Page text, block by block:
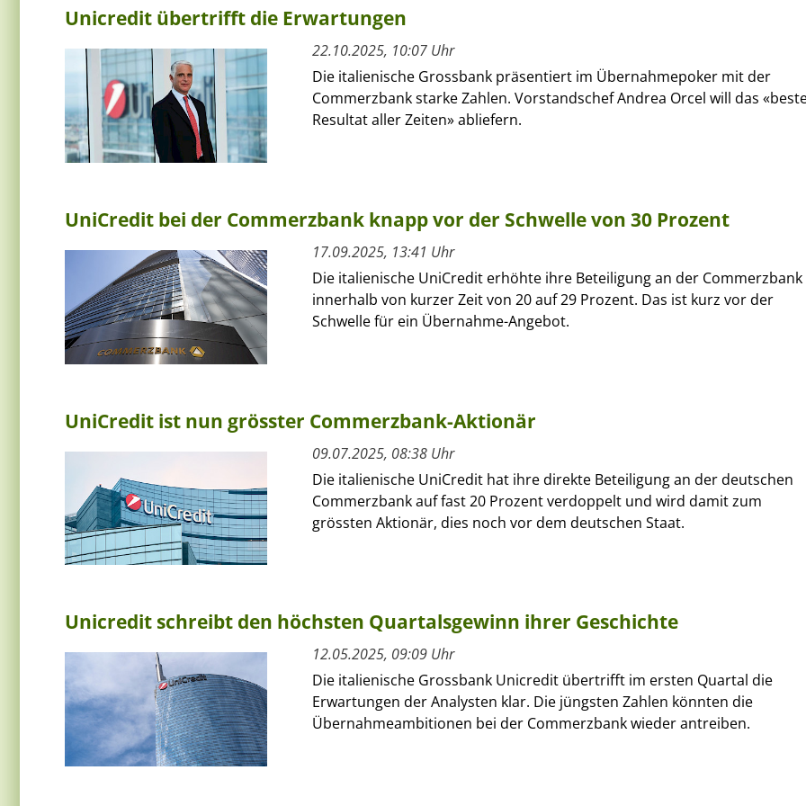
Unicredit übertrifft die Erwartungen
22.10.2025, 10:07 Uhr
Die italienische Grossbank präsentiert im Übernahmepoker mit der
Commerzbank starke Zahlen. Vorstandschef Andrea Orcel will das
Resultat aller Zeiten» abliefern.
UniCredit bei der Commerzbank knapp vor der Schwelle von 30 Prozent
17.09.2025, 13:41 Uhr
Die italienische UniCredit erhöhte ihre Beteiligung an der Commerzbank
innerhalb von kurzer Zeit von 20 auf 29 Prozent. Das ist kurz vor der
Schwelle für ein Übernahme-Angebot.
UniCredit ist nun grösster Commerzbank-Aktionär
09.07.2025, 08:38 Uhr
Die italienische UniCredit hat ihre direkte Beteiligung an der deutschen
Commerzbank auf fast 20 Prozent verdoppelt und wird damit zum
grössten Aktionär, dies noch vor dem deutschen Staat.
Unicredit schreibt den höchsten Quartalsgewinn ihrer Geschichte
12.05.2025, 09:09 Uhr
Die italienische Grossbank Unicredit übertrifft im ersten Quartal die
Erwartungen der Analysten klar. Die jüngsten Zahlen könnten die
Übernahmeambitionen bei der Commerzbank wieder antreiben.